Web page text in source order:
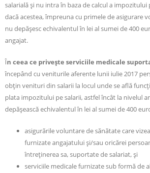
salarială şi nu intra în baza de calcul a
dacă acestea, împreuna cu primele de asigurare
nu depăşesc echivalentul în lei al sumei de 400
angajat.
În ceea ce priveşte serviciile medicale
începând cu veniturile aferente lunii iulie 2017
obţin venituri din salarii la locul unde se află
plata impozitului pe salarii, astfel încât la nivelul
depăşească echivalentul în lei al sumei de 400
asigurările voluntare de sănătate care
furnizate angajatului şi/sau oricărei
întreţinerea sa, suportate de salariat, şi
serviciile medicale furnizate sub formă de